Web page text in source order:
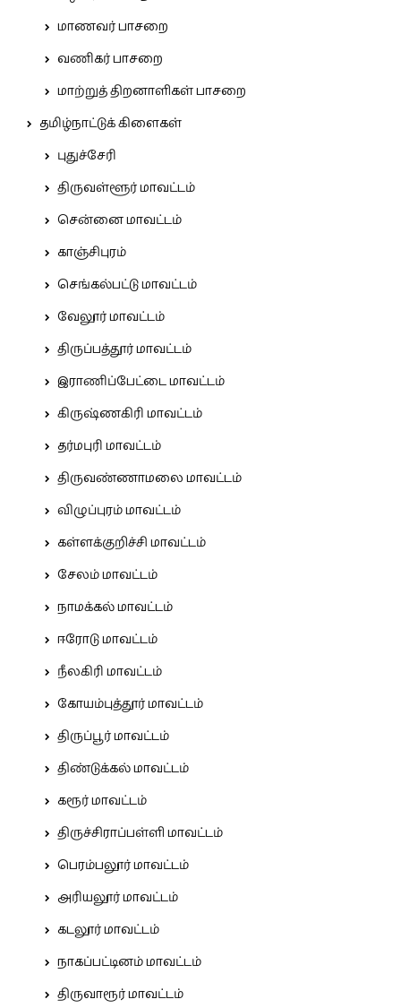
மாணவர் பாசறை
வணிகர் பாசறை
மாற்றுத் திறனாளிகள் பாசறை
தமிழ்நாட்டுக் கிளைகள்
புதுச்சேரி
திருவள்ளூர் மாவட்டம்
சென்னை மாவட்டம்
காஞ்சிபுரம்
செங்கல்பட்டு மாவட்டம்
வேலூர் மாவட்டம்
திருப்பத்தூர் மாவட்டம்
இராணிப்பேட்டை மாவட்டம்
கிருஷ்ணகிரி மாவட்டம்
தர்மபுரி மாவட்டம்
திருவண்ணாமலை மாவட்டம்
விழுப்புரம் மாவட்டம்
கள்ளக்குறிச்சி மாவட்டம்
சேலம் மாவட்டம்
நாமக்கல் மாவட்டம்
ஈரோடு மாவட்டம்
நீலகிரி மாவட்டம்
கோயம்புத்தூர் மாவட்டம்
திருப்பூர் மாவட்டம்
திண்டுக்கல் மாவட்டம்
கரூர் மாவட்டம்
திருச்சிராப்பள்ளி மாவட்டம்
பெரம்பலூர் மாவட்டம்
அரியலூர் மாவட்டம்
கடலூர் மாவட்டம்
நாகப்பட்டினம் மாவட்டம்
திருவாரூர் மாவட்டம்